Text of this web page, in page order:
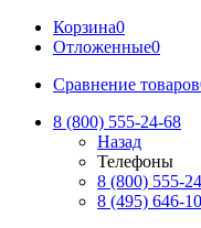
Корзина0
Отложенные0
Сравнение товаров
8 (800) 555-24-68
Назад
Телефоны
8 (800) 555-
8 (495) 646-